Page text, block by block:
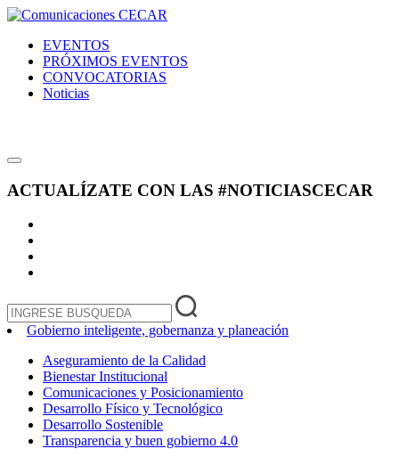
EVENTOS
PRÓXIMOS EVENTOS
CONVOCATORIAS
Noticias
ACTUALÍZATE CON LAS #NOTICIASCECAR
Gobierno inteligente, gobernanza y planeación
Aseguramiento de la Calidad
Bienestar Institucional
Comunicaciones y Posicionamiento
Desarrollo Físico y Tecnológico
Desarrollo Sostenible
Transparencia y buen gobierno 4.0